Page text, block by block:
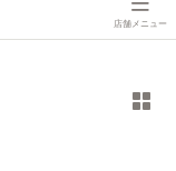
店舗メニュー